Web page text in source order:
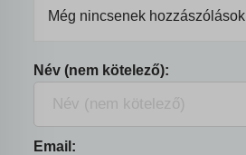
Még nincsenek
Név (nem kötelező):
Email: